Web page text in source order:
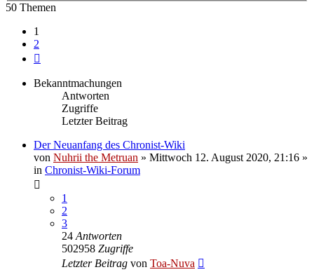
50 Themen
1
2
Bekanntmachungen
Antworten
Zugriffe
Letzter Beitrag
Der Neuanfang des Chronist-Wiki
von Nuhrii the Metruan » Mittwoch 12. August 2020, 21:16 »
in Chronist-Wiki-Forum
1
2
3
24 Antworten
502958 Zugriffe
Letzter Beitrag von Toa-Nuva